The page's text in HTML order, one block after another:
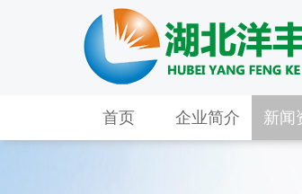
首页 企业简介 新闻